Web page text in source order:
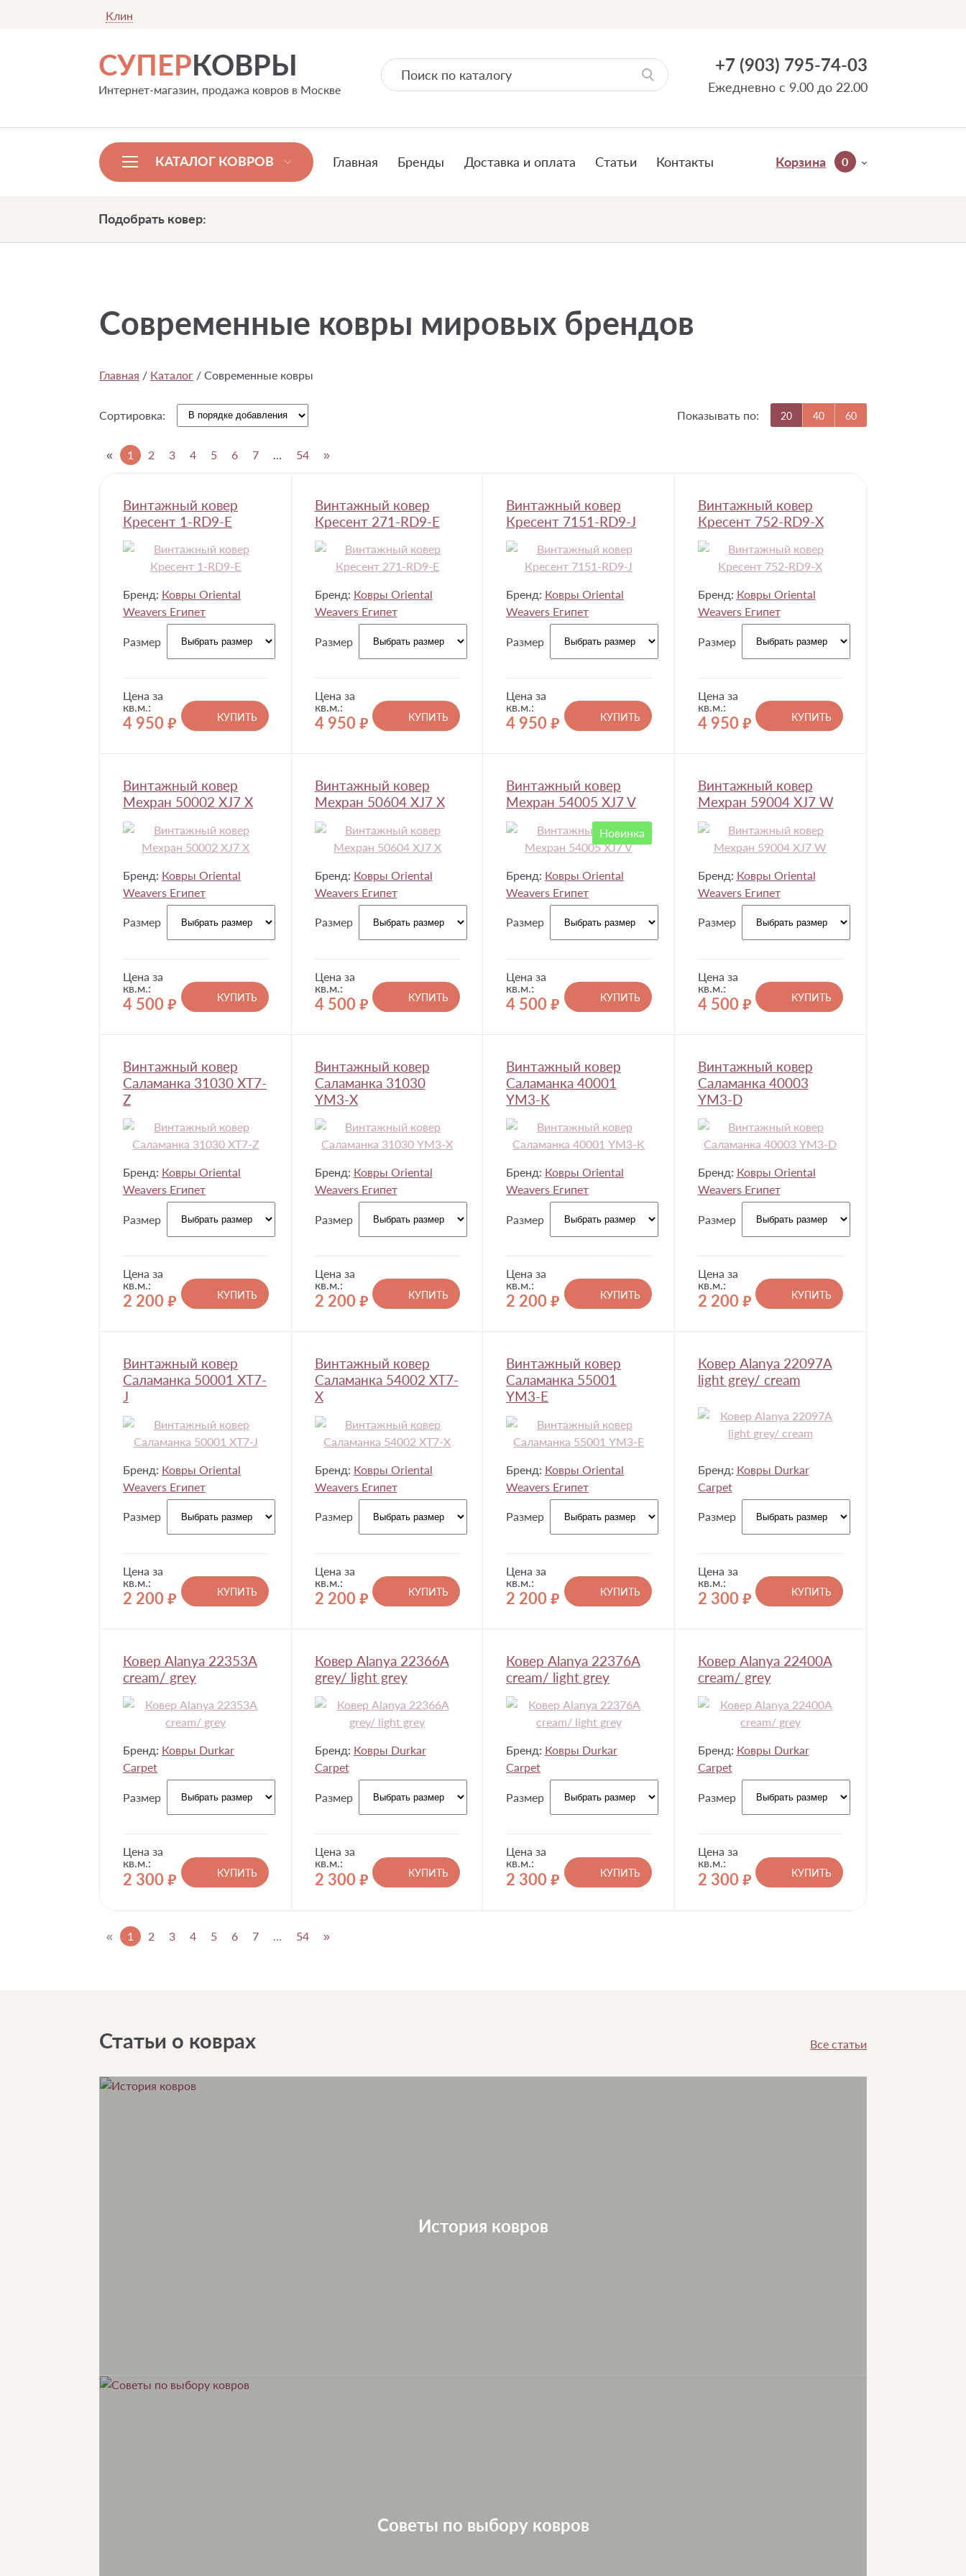
Клин
СУПЕРКОВРЫ
Интернет-магазин, продажа ковров в Москве
+7 (903) 795-74-03
Ежедневно с 9.00 до 22.00
КАТАЛОГ КОВРОВ Главная Бренды Доставка и оплата Статьи Контакты Корзина 0
Подобрать ковер:
Современные ковры мировых брендов
Главная / Каталог / Современные ковры
Сортировка: Показывать по: 20 40 60
« 1 2 3 4 5 6 7 ... 54 »
Винтажный ковер
Кресент 1-RD9-E
Бренд: Ковры Oriental
Weavers Египет
Размер
Цена за
кв.м.:
4 950 руб.
КУПИТЬ
Винтажный ковер
Кресент 271-RD9-E
Бренд: Ковры Oriental
Weavers Египет
Размер
Цена за
кв.м.:
4 950 руб.
КУПИТЬ
Винтажный ковер
Кресент 7151-RD9-J
Бренд: Ковры Oriental
Weavers Египет
Размер
Цена за
кв.м.:
4 950 руб.
КУПИТЬ
Винтажный ковер
Кресент 752-RD9-X
Бренд: Ковры Oriental
Weavers Египет
Размер
Цена за
кв.м.:
4 950 руб.
КУПИТЬ
Винтажный ковер
Мехран 50002 XJ7 X
Бренд: Ковры Oriental
Weavers Египет
Размер
Цена за
кв.м.:
4 500 руб.
КУПИТЬ
Винтажный ковер
Мехран 50604 XJ7 X
Бренд: Ковры Oriental
Weavers Египет
Размер
Цена за
кв.м.:
4 500 руб.
КУПИТЬ
Винтажный ковер
Мехран 54005 XJ7 V
Новинка
Бренд: Ковры Oriental
Weavers Египет
Размер
Цена за
кв.м.:
4 500 руб.
КУПИТЬ
Винтажный ковер
Мехран 59004 XJ7 W
Бренд: Ковры Oriental
Weavers Египет
Размер
Цена за
кв.м.:
4 500 руб.
КУПИТЬ
Винтажный ковер
Саламанка 31030 XT7-
Z
Бренд: Ковры Oriental
Weavers Египет
Размер
Цена за
кв.м.:
2 200 руб.
КУПИТЬ
Винтажный ковер
Саламанка 31030
YM3-X
Бренд: Ковры Oriental
Weavers Египет
Размер
Цена за
кв.м.:
2 200 руб.
КУПИТЬ
Винтажный ковер
Саламанка 40001
YM3-K
Бренд: Ковры Oriental
Weavers Египет
Размер
Цена за
кв.м.:
2 200 руб.
КУПИТЬ
Винтажный ковер
Саламанка 40003
YM3-D
Бренд: Ковры Oriental
Weavers Египет
Размер
Цена за
кв.м.:
2 200 руб.
КУПИТЬ
Винтажный ковер
Саламанка 50001 XT7-
J
Бренд: Ковры Oriental
Weavers Египет
Размер
Цена за
кв.м.:
2 200 руб.
КУПИТЬ
Винтажный ковер
Саламанка 54002 XT7-
X
Бренд: Ковры Oriental
Weavers Египет
Размер
Цена за
кв.м.:
2 200 руб.
КУПИТЬ
Винтажный ковер
Саламанка 55001
YM3-E
Бренд: Ковры Oriental
Weavers Египет
Размер
Цена за
кв.м.:
2 200 руб.
КУПИТЬ
Ковер Alanya 22097A
light grey/ cream
Бренд: Ковры Durkar
Carpet
Размер
Цена за
кв.м.:
2 300 руб.
КУПИТЬ
Ковер Alanya 22353A
cream/ grey
Бренд: Ковры Durkar
Carpet
Размер
Цена за
кв.м.:
2 300 руб.
КУПИТЬ
Ковер Alanya 22366A
grey/ light grey
Бренд: Ковры Durkar
Carpet
Размер
Цена за
кв.м.:
2 300 руб.
КУПИТЬ
Ковер Alanya 22376A
cream/ light grey
Бренд: Ковры Durkar
Carpet
Размер
Цена за
кв.м.:
2 300 руб.
КУПИТЬ
Ковер Alanya 22400A
cream/ grey
Бренд: Ковры Durkar
Carpet
Размер
Цена за
кв.м.:
2 300 руб.
КУПИТЬ
« 1 2 3 4 5 6 7 54 »
Статьи о коврах Все статьи
История ковров
Советы по выбору ковров